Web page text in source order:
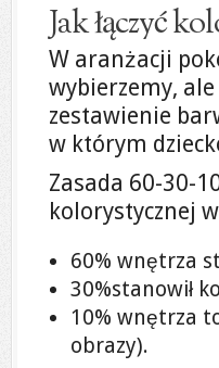
Jak łączyć
W aranżacji
wybierzemy,
zestawienie
w którym
Zasada 60-30-
kolorystycznej
60% wnętrza
30%stanowił
10% wnętrza
obrazy).